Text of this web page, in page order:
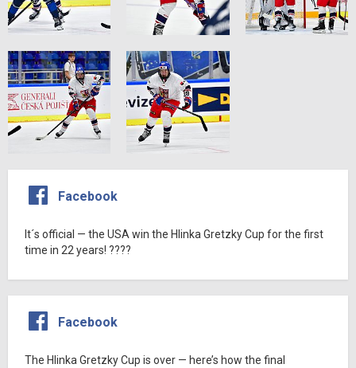
Facebook
It´s official — the USA win the Hlinka Gretzky Cup for the first
time in 22 years! ????
Facebook
The Hlinka Gretzky Cup is over — here’s how the final